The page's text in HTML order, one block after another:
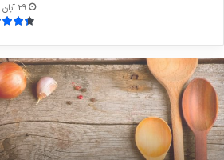
29 آبان 1400 - 7:42 ب.ظ
زمان
و
کیفیت
وعده
های
غذایی